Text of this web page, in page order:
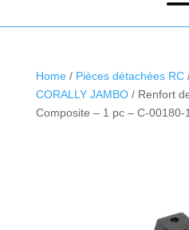
Home/ Pièces détachées RC
CORALLY JAMBO/ Renfort
Composite – 1 pc – C-00180-